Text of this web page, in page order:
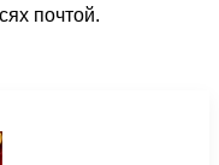
почтой.